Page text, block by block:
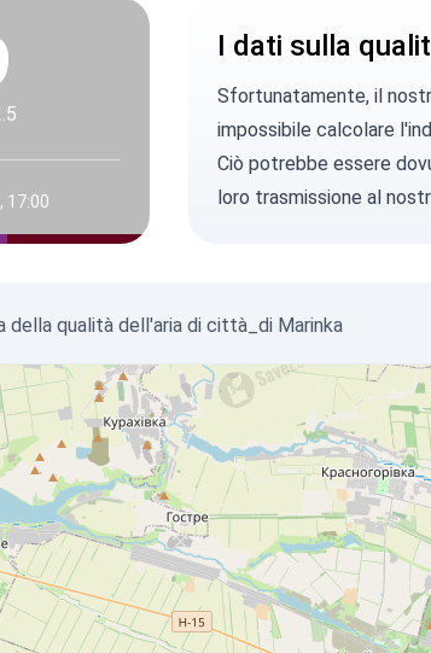
17:00
I dati sulla
Sfortunatamente, il
impossibile calcolare
Ciò potrebbe essere
loro trasmissione al
della qualità dell'aria di città_di Marinka